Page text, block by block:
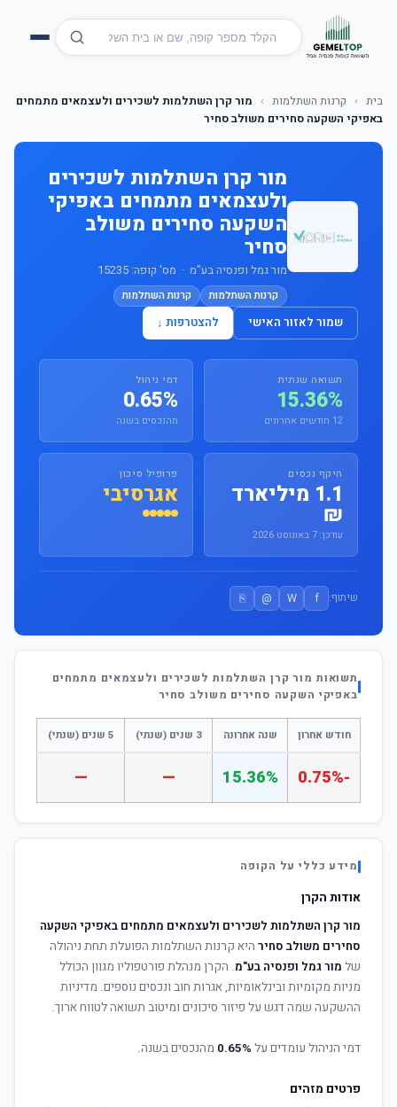
בית › קרנות השתלמות ›
מור קרן השתלמות לשכירים ולעצמאים מתמחים
באפיקי השקעה סחירים משולב סחיר
מור קרן השתלמות לשכירים
ולעצמאים מתמחים באפיקי
השקעה סחירים משולב
סחיר
מור גמל ופנסיה בע"מ · מס' קופה: 15235
קרנות השתלמות קרנות השתלמות
שמור לאזור האישי להצטרפות ↓
תשואה שנתית
15.36%
12 חודשים אחרונים
דמי ניהול
0.65%
מהנכסים בשנה
היקף נכסים
1.1 מיליארד
₪
עודכן: 7 באוגוסט 2026
פרופיל סיכון
אגרסיבי
שיתוף: f
W
@
⎘
תשואות מור קרן השתלמות לשכירים ולעצמאים מתמחים
באפיקי השקעה סחירים משולב סחיר
חודש אחרון שנה אחרונה 3 שנים (שנתי) 5 שנים (שנתי)
-0.75%
15.36%
—
—
מידע כללי על הקופה
אודות הקרן
מור קרן השתלמות לשכירים ולעצמאים מתמחים באפיקי השקעה
סחירים משולב סחיר היא קרנות השתלמות הפועלת תחת ניהולה
של מור גמל ופנסיה בע"מ. הקרן מנהלת פורטפוליו מגוון הכולל
מניות מקומיות ובינלאומיות, אגרות חוב ונכסים נוספים. מדיניות
ההשקעה שמה דגש על פיזור סיכונים ומיטוב תשואה לטווח ארוך.
דמי הניהול עומדים על 0.65% מהנכסים בשנה.
פרטים מזהים